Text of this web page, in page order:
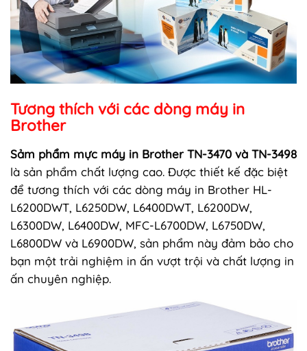
Tương thích với các dòng máy in
Brother
Sảm phẩm mực máy in Brother TN-3470 và TN-3498
là sản phẩm chất lượng cao. Được thiết kế đặc biệt
để tương thích với các dòng máy in Brother HL-
L6200DWT, L6250DW, L6400DWT, L6200DW,
L6300DW, L6400DW, MFC-L6700DW, L6750DW,
L6800DW và L6900DW, sản phẩm này đảm bảo cho
bạn một trải nghiệm in ấn vượt trội và chất lượng in
ấn chuyên nghiệp.